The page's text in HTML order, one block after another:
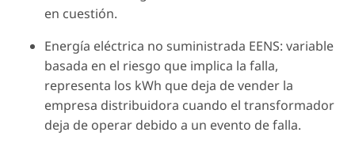
en cuestión.
Energía eléctrica no suministrada EENS: variable
basada en el riesgo que implica la falla,
representa los kWh que deja de vender la
empresa distribuidora cuando el transformador
deja de operar debido a un evento de falla.